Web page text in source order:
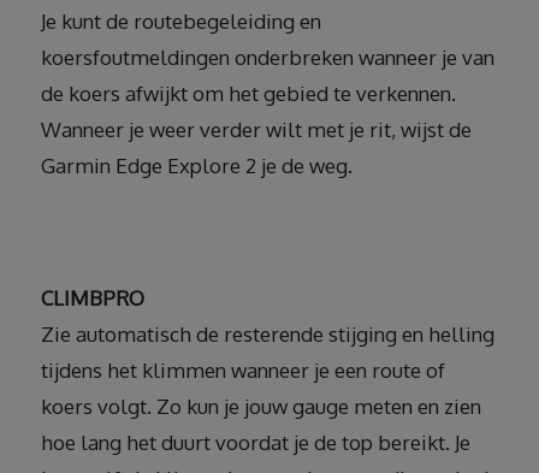
Je kunt de routebegeleiding en
koersfoutmeldingen onderbreken wanneer je van
de koers afwijkt om het gebied te verkennen.
Wanneer je weer verder wilt met je rit, wijst de
Garmin Edge Explore 2 je de weg.
CLIMBPRO
Zie automatisch de resterende stijging en helling
tijdens het klimmen wanneer je een route of
koers volgt. Zo kun je jouw gauge meten en zien
hoe lang het duurt voordat je de top bereikt. Je